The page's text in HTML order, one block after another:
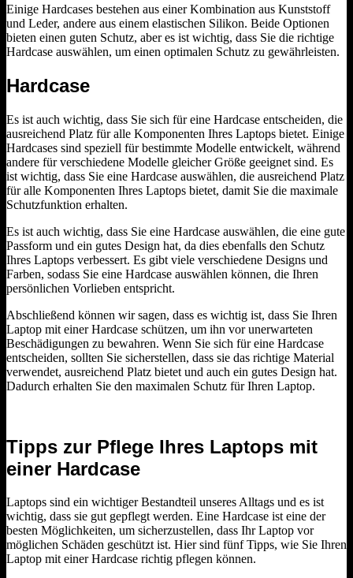
Einige Hardcases bestehen aus einer Kombination aus Kunststoff
und Leder, andere aus einem elastischen Silikon. Beide Optionen
bieten einen guten Schutz, aber es ist wichtig, dass Sie die richtige
Hardcase auswählen, um einen optimalen Schutz zu gewährleisten.
Hardcase
Es ist auch wichtig, dass Sie sich für eine Hardcase entscheiden, die
ausreichend Platz für alle Komponenten Ihres Laptops bietet. Einige
Hardcases sind speziell für bestimmte Modelle entwickelt, während
andere für verschiedene Modelle gleicher Größe geeignet sind. Es
ist wichtig, dass Sie eine Hardcase auswählen, die ausreichend Platz
für alle Komponenten Ihres Laptops bietet, damit Sie die maximale
Schutzfunktion erhalten.
Es ist auch wichtig, dass Sie eine Hardcase auswählen, die eine gute
Passform und ein gutes Design hat, da dies ebenfalls den Schutz
Ihres Laptops verbessert. Es gibt viele verschiedene Designs und
Farben, sodass Sie eine Hardcase auswählen können, die Ihren
persönlichen Vorlieben entspricht.
Abschließend können wir sagen, dass es wichtig ist, dass Sie Ihren
Laptop mit einer Hardcase schützen, um ihn vor unerwarteten
Beschädigungen zu bewahren. Wenn Sie sich für eine Hardcase
entscheiden, sollten Sie sicherstellen, dass sie das richtige Material
verwendet, ausreichend Platz bietet und auch ein gutes Design hat.
Dadurch erhalten Sie den maximalen Schutz für Ihren Laptop.
Tipps zur Pflege Ihres Laptops mit
einer Hardcase
Laptops sind ein wichtiger Bestandteil unseres Alltags und es ist
wichtig, dass sie gut gepflegt werden. Eine Hardcase ist eine der
besten Möglichkeiten, um sicherzustellen, dass Ihr Laptop vor
möglichen Schäden geschützt ist. Hier sind fünf Tipps, wie Sie Ihren
Laptop mit einer Hardcase richtig pflegen können.